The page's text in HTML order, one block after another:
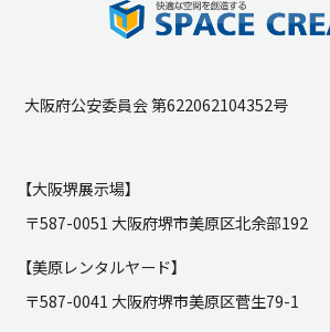
大阪府公安委員会 第622062104352号
【大阪堺展示場】
〒587-0051 大阪府堺市美原区北余部192
【美原レンタルヤード】
〒587-0041 大阪府堺市美原区菅生79-1